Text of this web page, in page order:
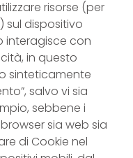
risorse (per
sul dispositivo
interagisce con
in questo
sinteticamente
salvo vi sia
sebbene i
sia web sia
di Cookie nel